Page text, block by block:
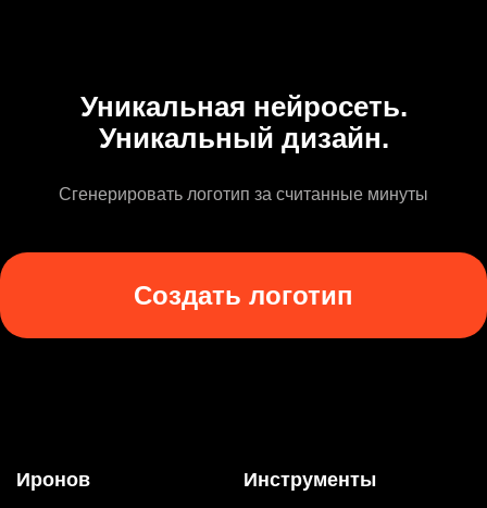
Уникальная нейросеть.
Уникальный дизайн.
Сгенерировать логотип за считанные минуты
Создать логотип
Иронов Инструменты